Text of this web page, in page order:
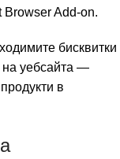
Browser Add-on.
бисквитки
на уебсайта —
в